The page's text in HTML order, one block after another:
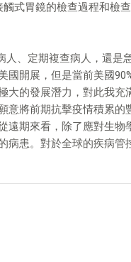
式胃鏡的檢查過程和檢
人、定期複查病人，還是
國開展，但是當前美國
的發展潛力，對此我充
意將前期抗擊疫情積累
遠期來看，除了應對生
病患。對於全球的疾病